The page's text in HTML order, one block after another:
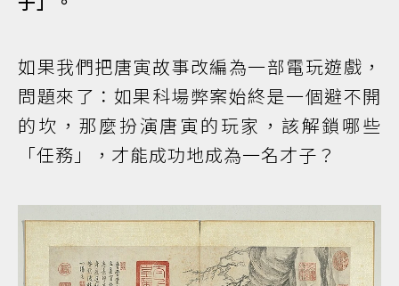
如果我們把唐寅故事改編為一部電玩遊戲，
問題來了：如果科場弊案始終是一個避不開
的坎，那麼扮演唐寅的玩家，該解鎖哪些
「任務」，才能成功地成為一名才子？